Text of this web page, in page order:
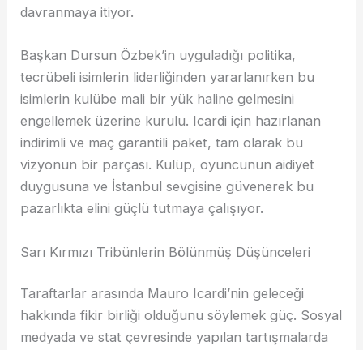
davranmaya itiyor.
Başkan Dursun Özbek’in uyguladığı politika,
tecrübeli isimlerin liderliğinden yararlanırken bu
isimlerin kulübe mali bir yük haline gelmesini
engellemek üzerine kurulu. Icardi için hazırlanan
indirimli ve maç garantili paket, tam olarak bu
vizyonun bir parçası. Kulüp, oyuncunun aidiyet
duygusuna ve İstanbul sevgisine güvenerek bu
pazarlıkta elini güçlü tutmaya çalışıyor.
Sarı Kırmızı Tribünlerin Bölünmüş Düşünceleri
Taraftarlar arasında Mauro Icardi’nin geleceği
hakkında fikir birliği olduğunu söylemek güç. Sosyal
medyada ve stat çevresinde yapılan tartışmalarda